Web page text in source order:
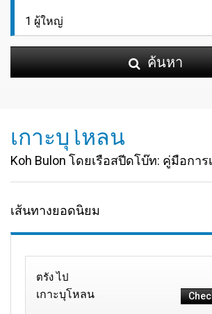
ค้นหา
เกาะบุโหลน
Koh Bulon โดยเรือสปีดโบ๊ท: คู่มือกา
เส้นทางยอดนิยม
ตรัง ไป
เกาะบุโหลน